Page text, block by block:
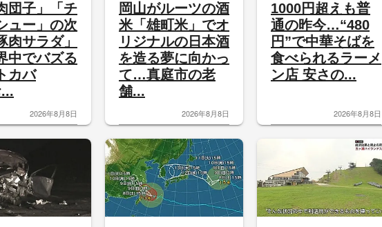
団子」「チ
ュー」の次
肉サラダ」
中でバズる
カバ
2026年8月8日
岡山がルーツの酒
米「雄町米」でオ
リジナルの日本酒
を造る夢に向かっ
て…真庭市の老
舗...
2026年8月8日
1000円超えも普
通の昨今…“480
円”で中華そばを
食べられるラーメ
ン店 安さの...
2026年8月8日